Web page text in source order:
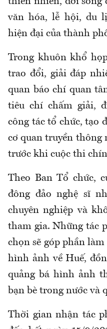
văn hóa, lễ hội, du
hiện đại của thành
Trong khuôn khổ
trao đổi, giải đáp
quan báo chí quan
tiêu chí chấm giải,
công tác tổ chức, tạo
cơ quan truyền thông
trước khi cuộc thi
Theo Ban Tổ chức,
đông đảo nghệ sĩ
chuyên nghiệp và
tham gia. Những tác
chọn sẽ góp phần
hình ảnh về Huế,
quảng bá hình ảnh
bạn bè trong nước và
Thời gian nhận tác